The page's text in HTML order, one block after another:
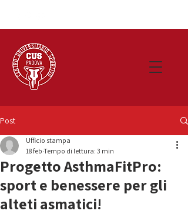
Post
Progetto AsthmaFitPro:
sport e benessere per gli
alteti asmatici!
Ufficio stampa
18 feb Tempo di lettura: 3 min